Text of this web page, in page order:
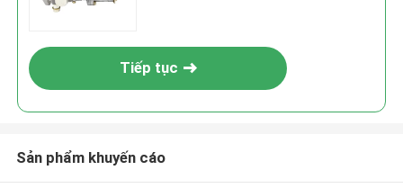
Tiếp tục
Sản phẩm khuyến cáo